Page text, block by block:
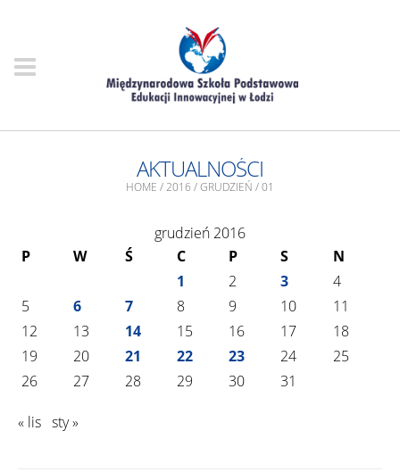
AKTUALNOŚCI
HOME /2016 /GRUDZIEŃ /01
grudzień 2016
P
W Ś C P S
N
1
2 3
4
5
6 7 8 9 10
11
12
13 14 15 16 17
18
19
20 21 22 23 24
25
26
27 28 29 30 31
« lis sty »